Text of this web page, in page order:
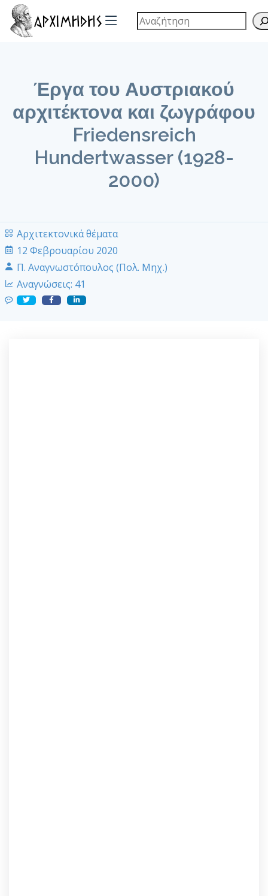
Έργα του Αυστριακού
αρχιτέκτονα και ζωγράφου
Friedensreich
Hundertwasser (1928-
2000)
Αρχιτεκτονικά θέματα
12 Φεβρουαρίου 2020
Π. Αναγνωστόπουλος (Πολ. Μηχ.)
Αναγνώσεις: 41